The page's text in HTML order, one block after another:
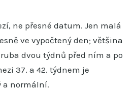
ne přesné datum. Jen malá
ve vypočtený den; většina
dvou týdnů před ním a po
37. a 42. týdnem je
a normální.